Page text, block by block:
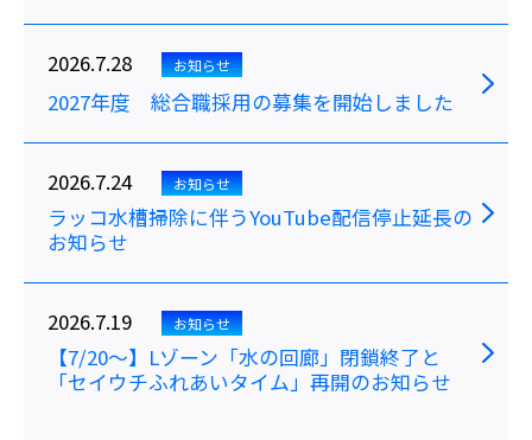
2026.7.28 お知らせ
2027年度 総合職採用の募集を開始しました
2026.7.24 お知らせ
ラッコ水槽掃除に伴うYouTube配信停止延長の
お知らせ
2026.7.19 お知らせ
【7/20～】Lゾーン「水の回廊」閉鎖終了と
「セイウチふれあいタイム」再開のお知らせ